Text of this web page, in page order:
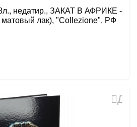
недатир., ЗАКАТ В АФРИКЕ -
лак), "Collezione", РФ